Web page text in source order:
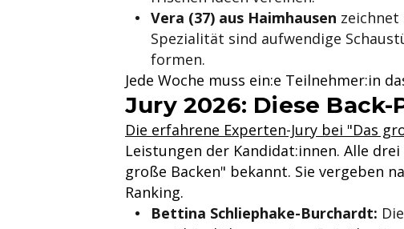
Vera (37) aus Haimhausen zeichnet
Spezialität sind aufwendige
formen.
Jede Woche muss ein:e Teilnehmer:in
Jury 2026: Diese
Die erfahrene Experten-Jury bei "Das
Leistungen der Kandidat:innen. Alle
große Backen" bekannt. Sie vergeben
Ranking.
Bettina Schliephake-Burchardt: